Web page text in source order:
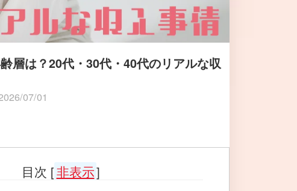
層は？20代・30代・40代のリアルな収
07/01
目次 [非表示]